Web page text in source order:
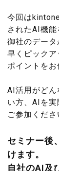
今回は
されたAI機能
御社のデー
早くピック
ポイントをお
AI活用がどん
い方、AIを
ご参加くださ
セミナー後
けます。
自社のAI及